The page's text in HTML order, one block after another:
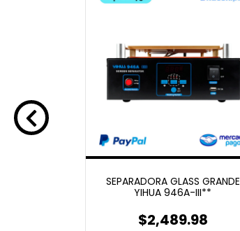
SEPARADORA GLASS GRANDE
YIHUA 946A-III**
$2,489.98